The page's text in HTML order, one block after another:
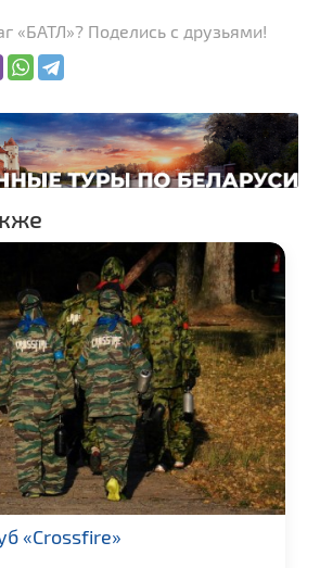
«БАТЛ»? Поделись с друзьями!
«Crossfire»